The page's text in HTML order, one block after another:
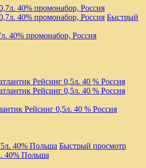
Быстрый
40% промонабор, Россия
Рейсинг 0,5л. 40 % Россия
Быстрый просмотр
40% Польша